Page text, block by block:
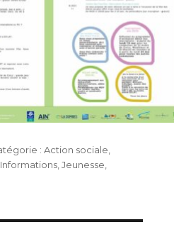
Catégories
Action sociale
Informations, Jeunesse